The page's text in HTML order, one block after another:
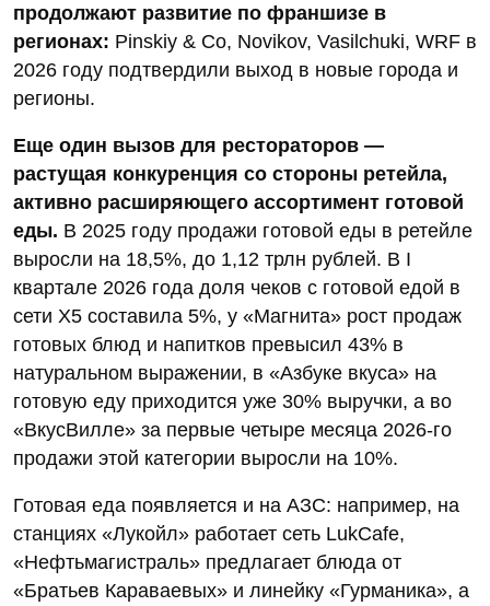
продолжают развитие по франшизе в
регионах: Pinskiy & Co, Novikov, Vasilchuki, WRF в
2026 году подтвердили выход в новые города и
регионы.
Еще один вызов для рестораторов —
растущая конкуренция со стороны ретейла,
активно расширяющего ассортимент готовой
еды. В 2025 году продажи готовой еды в ретейле
выросли на 18,5%, до 1,12 трлн рублей. В I
квартале 2026 года доля чеков с готовой едой в
сети Х5 составила 5%, у «Магнита» рост продаж
готовых блюд и напитков превысил 43% в
натуральном выражении, в «Азбуке вкуса» на
готовую еду приходится уже 30% выручки, а во
«ВкусВилле» за первые четыре месяца 2026‑го
продажи этой категории выросли на 10%.
Готовая еда появляется и на АЗС: например, на
станциях «Лукойл» работает сеть LukCafe,
«Нефтьмагистраль» предлагает блюда от
«Братьев Караваевых» и линейку «Гурманика», а